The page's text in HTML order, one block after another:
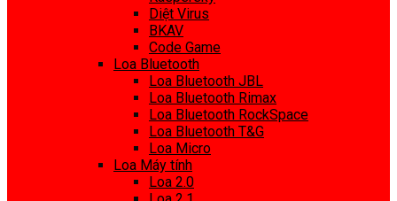
Diệt Virus
BKAV
Code Game
Loa Bluetooth
Loa Bluetooth JBL
Loa Bluetooth Rimax
Loa Bluetooth RockSpace
Loa Bluetooth T&G
Loa Micro
Loa Máy tính
Loa 2.0